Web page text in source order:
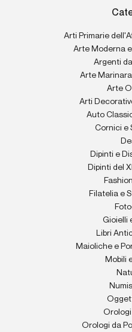
Arti Primarie
Arte Moderna
Argenti
Arte
Arte
Arti
Auto
Cornici e
Dipinti e
Dipinti del
Filatelia e
Gioielli
Libri
Maioliche e
Mobili
Orologi da